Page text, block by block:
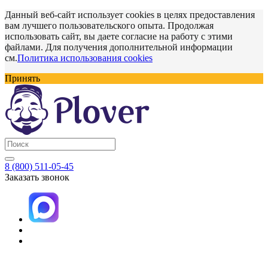
Данный веб-сайт использует cookies в целях предоставления
вам лучшего пользовательского опыта. Продолжая
использовать сайт, вы даете согласие на работу с этими
файлами. Для получения дополнительной информации
см.Политика использования cookies
Принять
8 (800) 511-05-45
Заказать звонок